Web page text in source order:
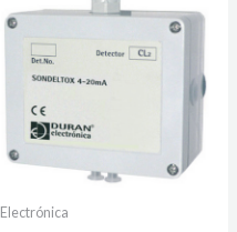
Electrónica